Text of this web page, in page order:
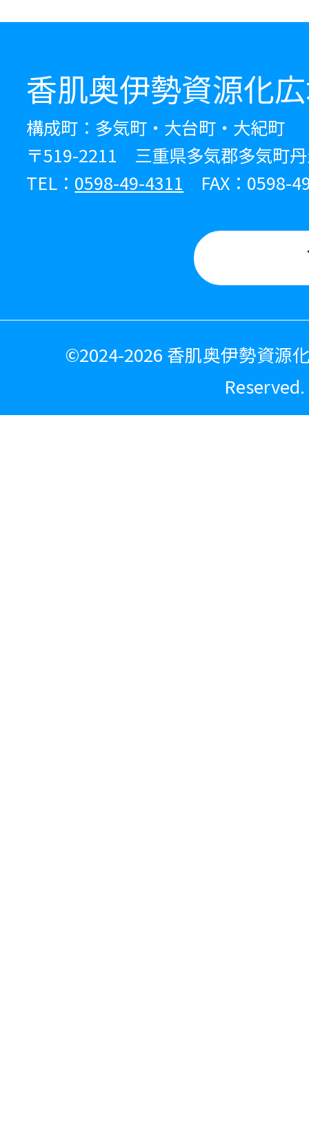
香肌奥伊勢資源化
構成町：多気町・大台町・大紀町
〒519-2211 三重県多気郡多気町
TEL： 0598-49-4311 FAX：0598-
©2024-2026 香肌奥伊勢資源
Reserved.